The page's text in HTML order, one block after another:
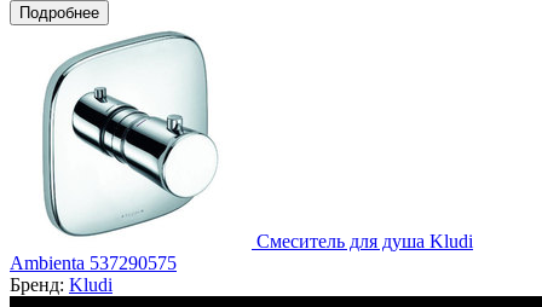
Подробнее
Смеситель для душа Kludi
Ambienta 537290575
Бренд: Kludi